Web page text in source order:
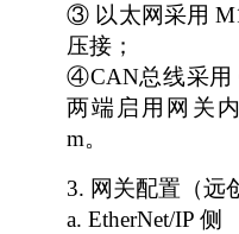
③ 以太网采用
压接；
④CAN总线采用
两端启用网关
m。
3. 网关配置（远
a. EtherNet/IP 侧